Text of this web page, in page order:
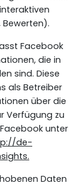
Bewerten).
Facebook
die in
sind. Diese
als Betreiber
über die
Verfügung zu
unter
de-
Daten